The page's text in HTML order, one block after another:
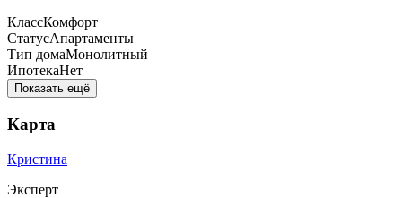
КлассКомфорт
СтатусАпартаменты
Тип домаМонолитный
ИпотекаНет
Показать ещё
Карта
Кристина
Эксперт